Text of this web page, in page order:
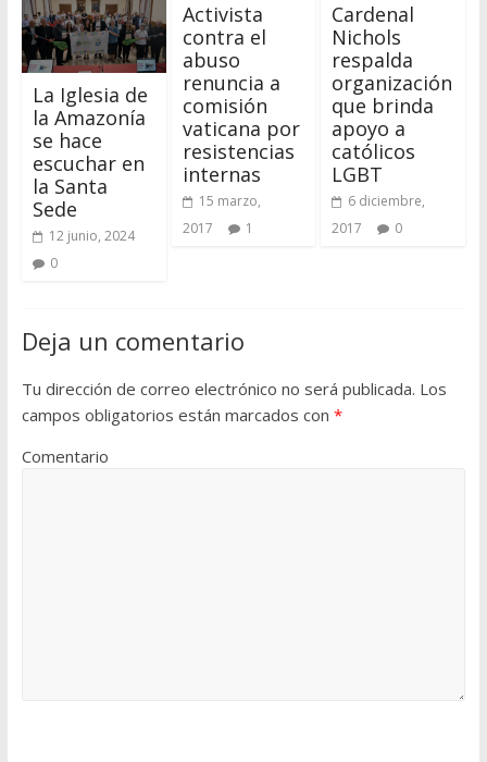
La Iglesia de
la Amazonía
se hace
escuchar en
la Santa
Sede
12 junio, 2024
0
Activista
contra el
abuso
renuncia a
comisión
vaticana por
resistencias
internas
15 marzo,
2017
1
Cardenal
Nichols
respalda
organización
que brinda
apoyo a
católicos
LGBT
6 diciembre,
2017
0
Deja un comentario
Tu dirección de correo electrónico no será publicada. Los
campos obligatorios están marcados con *
Comentario